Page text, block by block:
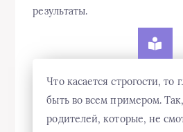
результаты.
Что касается строгости, то
быть во всем примером.
родителей, которые, не